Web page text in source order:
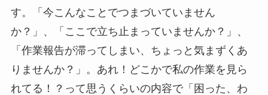
す。「今こんなことでつまづいていません
か？」、「ここで立ち止まっていませんか？」、
「作業報告が滞ってしまい、ちょっと気まずくあ
りませんか？」。あれ！どこかで私の作業を見ら
れてる！？って思うくらいの内容で「困った、わ